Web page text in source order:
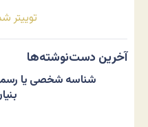
توییتر
آخرین دست‌نوشته‌ها
شناسه شخصی یا